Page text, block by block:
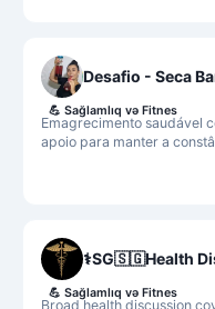
Desafio - Seca
Emagrecimento saudável
apoio para manter a
💪 Sağlamlıq və Fitnes
⚕SG🇸🇬Health
Broad health discussion
💪 Sağlamlıq və Fitnes